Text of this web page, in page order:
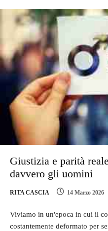
Giustizia e parità
davvero gli uomini
RITA CASCIA 14 Marzo 2026
Viviamo in un'epoca in cui il
costantemente deformato per